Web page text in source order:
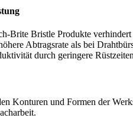
Brite Bristle Produkte
Abtragsrate als bei
durch geringere
Konturen und Formen der